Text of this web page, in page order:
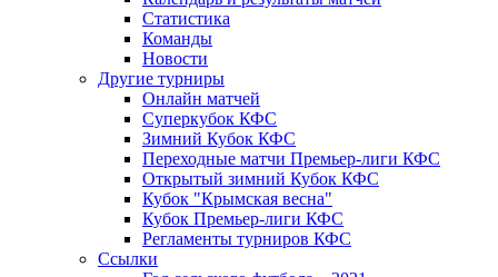
Статистика
Команды
Новости
Другие турниры
Онлайн матчей
Суперкубок КФС
Зимний Кубок КФС
Переходные матчи Премьер-лиги КФС
Открытый зимний Кубок КФС
Кубок "Крымская весна"
Кубок Премьер-лиги КФС
Регламенты турниров КФС
Ссылки